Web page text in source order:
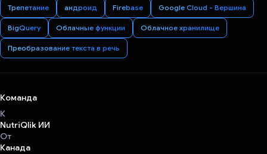
Трепетание андроид Firebase Google Cloud - Вершина
BigQuery Облачные функции Облачное хранилище
Преобразование текста в речь
Команда
К
NutriQlik ИИ
От
Канада